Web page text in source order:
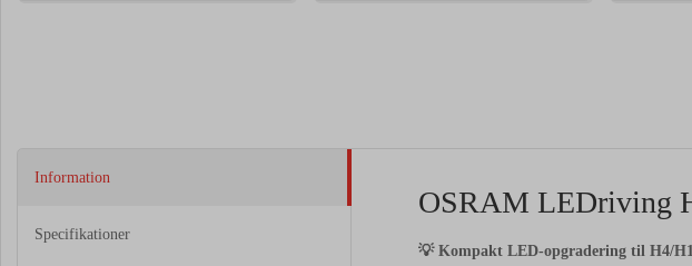
Information
Specifikationer
OSRAM LEDriving
💡 Kompakt LED-opgradering til H4/